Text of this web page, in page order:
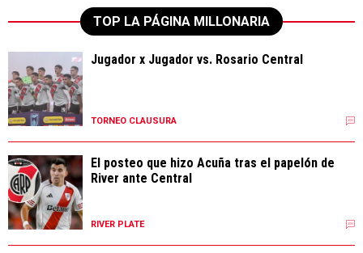
TOP LA PÁGINA MILLONARIA
Jugador x Jugador vs. Rosario Central
TORNEO CLAUSURA
El posteo que hizo Acuña tras el papelón de
River ante Central
RIVER PLATE